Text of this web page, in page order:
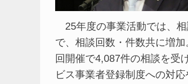
25年度の事業活動では、相
で、相談回数・件数共に増
回開催で4,087件の相談を受
ビス事業者登録制度への対